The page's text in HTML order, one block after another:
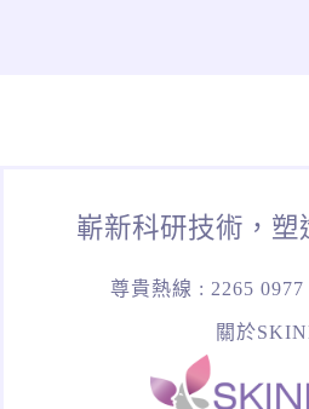
嶄新科研技術，塑
尊貴熱線 : 2265 0977
關於